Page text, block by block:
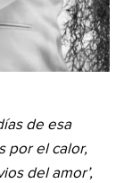
de esa
por el calor,
del amor’,